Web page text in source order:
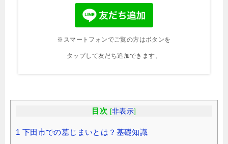
※スマートフォンでご覧の方はボタンを
タップして友だち追加できます。
目次 [非表示]
1 下田市での墓じまいとは？基礎知識